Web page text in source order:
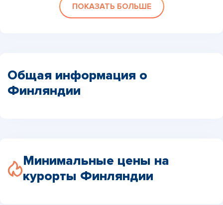
ПОКАЗАТЬ БОЛЬШЕ
Общая информация о
Финляндии
Минимальные цены на
курорты Финляндии